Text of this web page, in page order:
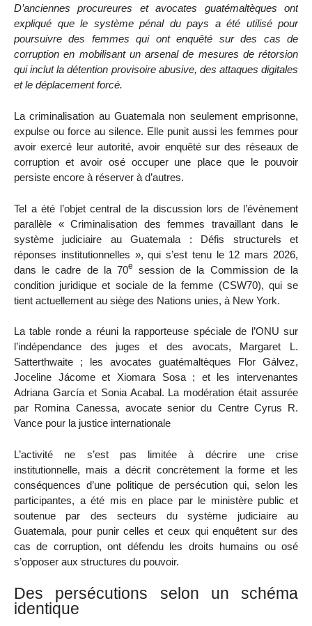
D’anciennes procureures et avocates guatémaltèques ont
expliqué que le système pénal du pays a été utilisé pour
poursuivre des femmes qui ont enquêté sur des cas de
corruption en mobilisant un arsenal de mesures de rétorsion
qui inclut la détention provisoire abusive, des attaques digitales
et le déplacement forcé.
La criminalisation au Guatemala non seulement emprisonne,
expulse ou force au silence. Elle punit aussi les femmes pour
avoir exercé leur autorité, avoir enquêté sur des réseaux de
corruption et avoir osé occuper une place que le pouvoir
persiste encore à réserver à d’autres.
Tel a été l’objet central de la discussion lors de l’évènement
parallèle « Criminalisation des femmes travaillant dans le
système judiciaire au Guatemala : Défis structurels et
réponses institutionnelles », qui s’est tenu le 12 mars 2026,
dans le cadre de la 70e
session de la Commission de la
condition juridique et sociale de la femme (CSW70), qui se
tient actuellement au siège des Nations unies, à New York.
La table ronde a réuni la rapporteuse spéciale de l’ONU sur
l’indépendance des juges et des avocats, Margaret L.
Satterthwaite ; les avocates guatémaltèques Flor Gálvez,
Joceline Jácome et Xiomara Sosa ; et les intervenantes
Adriana García et Sonia Acabal. La modération était assurée
par Romina Canessa, avocate senior du Centre Cyrus R.
Vance pour la justice internationale
L’activité ne s’est pas limitée à décrire une crise
institutionnelle, mais a décrit concrètement la forme et les
conséquences d’une politique de persécution qui, selon les
participantes, a été mis en place par le ministère public et
soutenue par des secteurs du système judiciaire au
Guatemala, pour punir celles et ceux qui enquêtent sur des
cas de corruption, ont défendu les droits humains ou osé
s’opposer aux structures du pouvoir.
Des persécutions selon un schéma
identique